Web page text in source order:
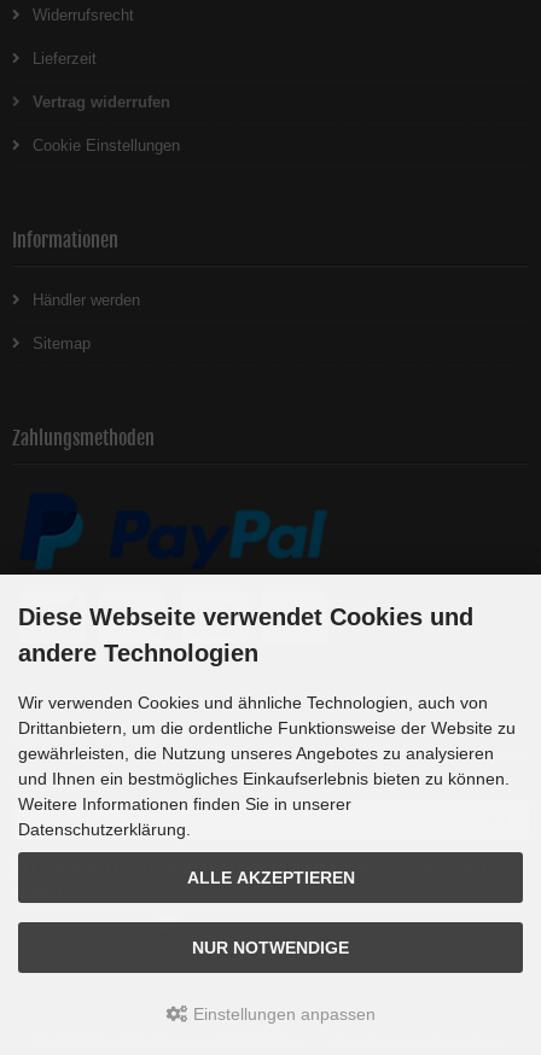
Widerrufsrecht
Lieferzeit
Vertrag widerrufen
Cookie Einstellungen
Informationen
Händler werden
Sitemap
Zahlungsmethoden
Newsletter-Anmeldung
E-Mail-Adresse:
Der Newsletter kann jederzeit hier oder in Ihrem Kundenkonto abbestellt
Diese Webseite verwendet Cookies und
andere Technologien
Wir verwenden Cookies und ähnliche Technologien, auch von
Drittanbietern, um die ordentliche Funktionsweise der Website zu
gewährleisten, die Nutzung unseres Angebotes zu analysieren
und Ihnen ein bestmögliches Einkaufserlebnis bieten zu können.
Weitere Informationen finden Sie in unserer
Datenschutzerklärung.
ALLE AKZEPTIEREN
NUR NOTWENDIGE
Einstellungen anpassen